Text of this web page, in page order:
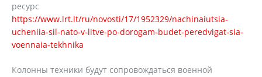
ресурс
https://www.lrt.lt/ru/novosti/17/1952329/nachinaiutsia-
ucheniia-sil-nato-v-litve-po-dorogam-budet-peredvigat-sia-
voennaia-tekhnika
Колонны техники будут сопровождаться военной